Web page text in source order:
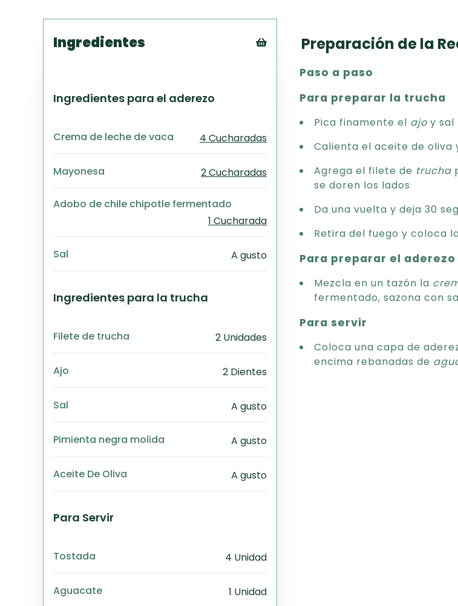
Ingredientes
Ingredientes para el aderezo
Crema de leche de vaca 4 Cucharadas
Mayonesa 2 Cucharadas
Adobo de chile chipotle fermentado
1 Cucharada
Sal A gusto
Ingredientes para la trucha
Filete de trucha 2 Unidades
Ajo 2 Dientes
Sal A gusto
Pimienta negra molida A gusto
Aceite De Oliva A gusto
Para Servir
Tostada 4 Unidad
Aguacate 1 Unidad
Preparación de la
Paso a paso
Para preparar la trucha
Pica finamente el ajo y sal
Calienta el aceite de oliva
Agrega el filete de trucha
se doren los lados
Da una vuelta y deja 30
Retira del fuego y coloca
Para preparar el aderezo
Mezcla en un tazón la
fermentado, sazona con
Para servir
Coloca una capa de
encima rebanadas de